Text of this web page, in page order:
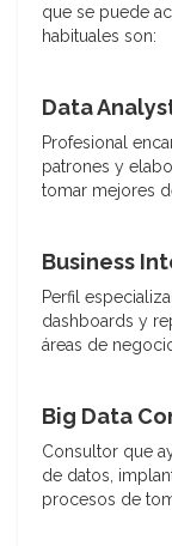
que se puede
habituales son:
Data
Profesional
patrones y
tomar mejores
Business
Perfil
dashboards y
áreas de
Big Data
Consultor que
de datos,
procesos de